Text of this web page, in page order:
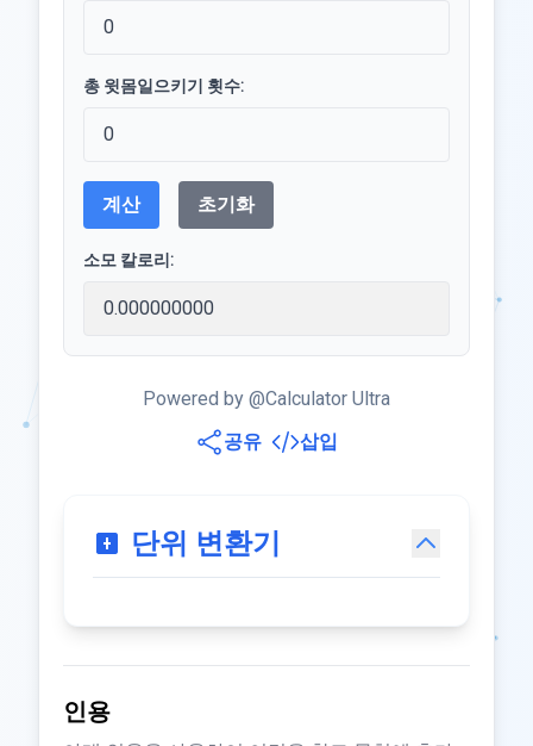
총 윗몸일으키기 횟수:
계산 초기화
소모 칼로리:
Powered by @Calculator Ultra
공유
삽입
단위 변환기
인용